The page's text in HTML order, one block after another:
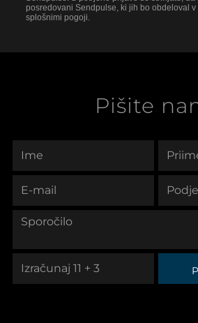
posredovani Sendpulse, ki jih bo obdeloval
splošnimi pogoji.
Pišite